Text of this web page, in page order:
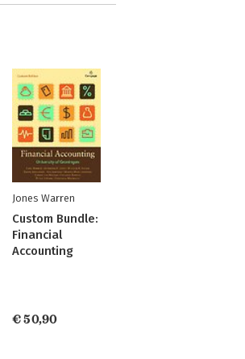
Jones Warren
Custom Bundle:
Financial
Accounting
€ 50,90